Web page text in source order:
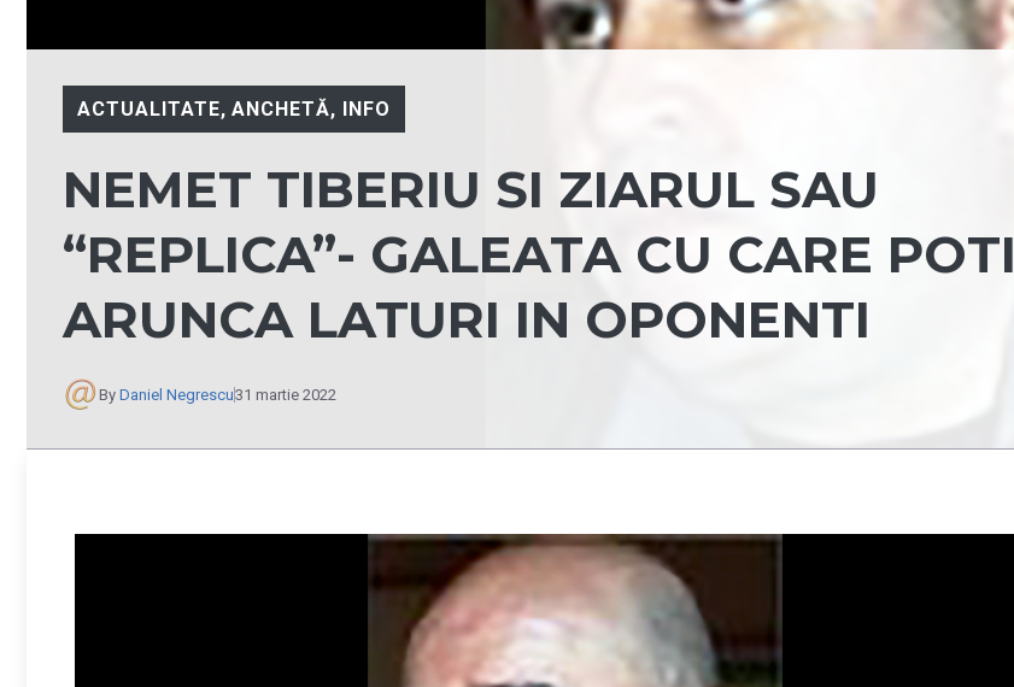
ACTUALITATE,ANCHETĂ, INFO
NEMET TIBERIU SI ZIARUL SAU
“REPLICA”- GALEATA CU CARE POTI
ARUNCA LATURI IN OPONENTI
By Daniel Negrescu31 martie 2022